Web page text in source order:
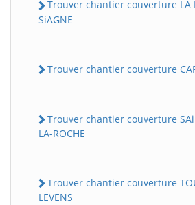
Trouver chantier couverture LA
SiAGNE
Trouver chantier couverture
Trouver chantier couverture
LA-ROCHE
Trouver chantier couverture
LEVENS